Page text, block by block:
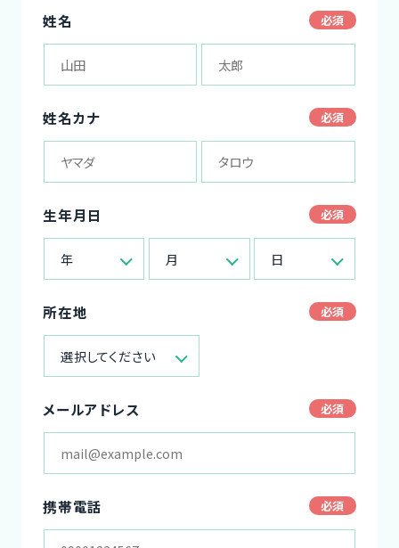
姓名
姓名カナ
生年月日
年 月 日
所在地
選択してください
メールアドレス
携帯電話